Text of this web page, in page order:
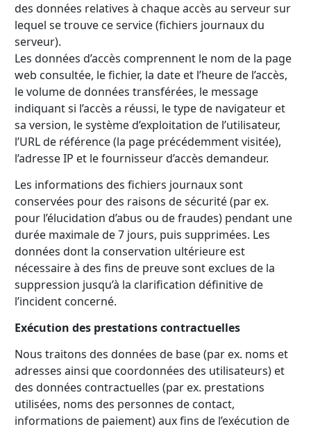
des données relatives à chaque accès au serveur sur
lequel se trouve ce service (fichiers journaux du
serveur).
Les données d’accès comprennent le nom de la page
web consultée, le fichier, la date et l’heure de l’accès,
le volume de données transférées, le message
indiquant si l’accès a réussi, le type de navigateur et
sa version, le système d’exploitation de l’utilisateur,
l’URL de référence (la page précédemment visitée),
l’adresse IP et le fournisseur d’accès demandeur.
Les informations des fichiers journaux sont
conservées pour des raisons de sécurité (par ex.
pour l’élucidation d’abus ou de fraudes) pendant une
durée maximale de 7 jours, puis supprimées. Les
données dont la conservation ultérieure est
nécessaire à des fins de preuve sont exclues de la
suppression jusqu’à la clarification définitive de
l’incident concerné.
Exécution des prestations contractuelles
Nous traitons des données de base (par ex. noms et
adresses ainsi que coordonnées des utilisateurs) et
des données contractuelles (par ex. prestations
utilisées, noms des personnes de contact,
informations de paiement) aux fins de l’exécution de